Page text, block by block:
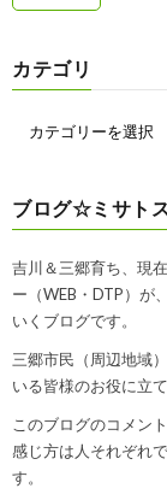
カテゴリ
ブログ☆ミサト
吉川＆三郷育ち、現
ー（WEB・DTP）が
いくブログです。
三郷市民（周辺地域
いる皆様のお役に立
このブログのコメン
感じ方は人それぞれ
す。